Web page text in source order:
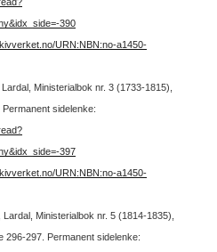
390
URN:NBN:no-a1450-
Ministerialbok nr. 3 (1733-1815),
Permanent sidelenke:
397
URN:NBN:no-a1450-
Ministerialbok nr. 5 (1814-1835),
296-297. Permanent sidelenke: